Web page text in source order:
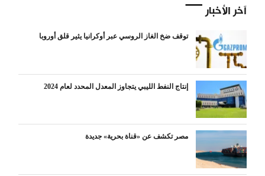
آخر الأخبار
توقف ضخ الغاز الروسي عبر أوكرانيا يثير قلق أوروبا
إنتاج النفط الليبي يتجاوز المعدل المحدد لعام 2024
مصر تكشف عن «قناة بحرية» جديدة